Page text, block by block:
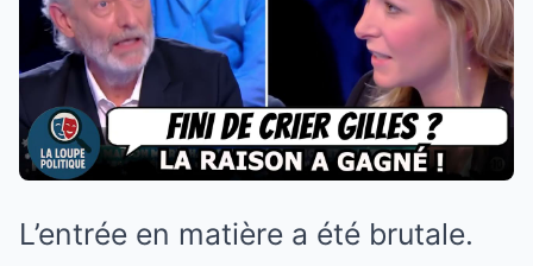
L’entrée en matière a été brutale.